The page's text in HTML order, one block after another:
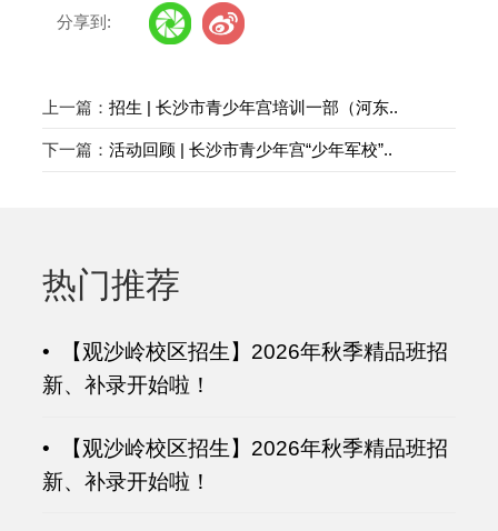
分享到:
上一篇：招生 | 长沙市青少年宫培训一部（河东..
下一篇：活动回顾 | 长沙市青少年宫“少年军校”..
热门推荐
• 【观沙岭校区招生】2026年秋季精品班招
新、补录开始啦！
• 【观沙岭校区招生】2026年秋季精品班招
新、补录开始啦！